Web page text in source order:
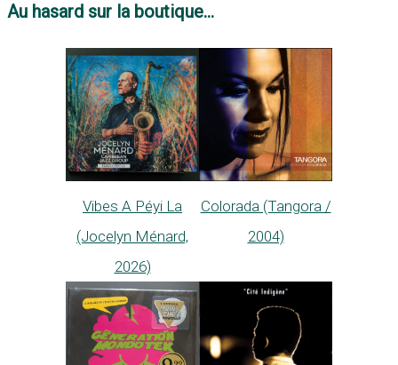
Au hasard sur la boutique...
Vibes A Péyi La
(Jocelyn Ménard,
2026)
Colorada (Tangora /
2004)